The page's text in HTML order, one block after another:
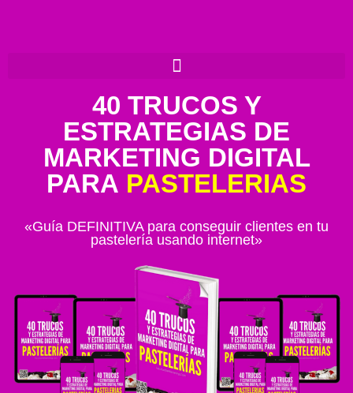
40 TRUCOS Y
ESTRATEGIAS DE
MARKETING DIGITAL
PARA PASTELERIAS
«Guía DEFINITIVA para conseguir clientes en tu
pastelería usando internet»